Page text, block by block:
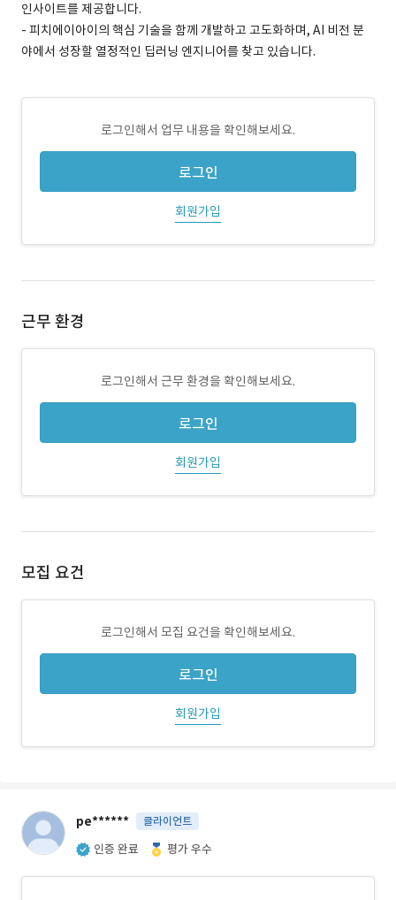
인사이트를 제공합니다.
- 피치에이아이의 핵심 기술을 함께 개발하고 고도화하며, AI 비전 분
야에서 성장할 열정적인 딥러닝 엔지니어를 찾고 있습니다.
로그인해서 업무 내용을 확인해보세요.
로그인
회원가입
근무 환경
로그인해서 근무 환경을 확인해보세요.
로그인
회원가입
모집 요건
로그인해서 모집 요건을 확인해보세요.
로그인
회원가입
pe****** 클라이언트
인증 완료 평가 우수